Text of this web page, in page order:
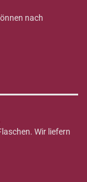
nach
Wir liefern